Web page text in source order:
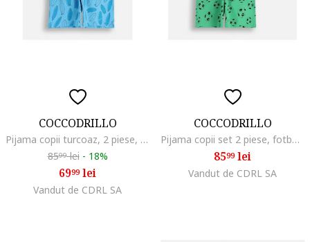
COCCODRILLO
Pijama copii turcoaz, 2 piese, bumbac, Turcoaz
8599lei - 18%
6999lei
Vandut de CDRL SA
COCCODRILLO
Pijama copii set 2 piese, fotbal, verde, Verde
8599lei
Vandut de CDRL SA